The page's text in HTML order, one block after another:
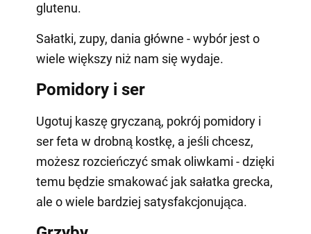
glutenu.
Sałatki, zupy, dania główne - wybór jest o
wiele większy niż nam się wydaje.
Pomidory i ser
Ugotuj kaszę gryczaną, pokrój pomidory i
ser feta w drobną kostkę, a jeśli chcesz,
możesz rozcieńczyć smak oliwkami - dzięki
temu będzie smakować jak sałatka grecka,
ale o wiele bardziej satysfakcjonująca.